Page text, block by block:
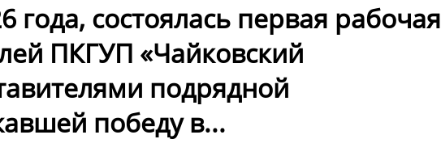
года, состоялась первая рабочая
ПКГУП «Чайковский
подрядной
победу в...